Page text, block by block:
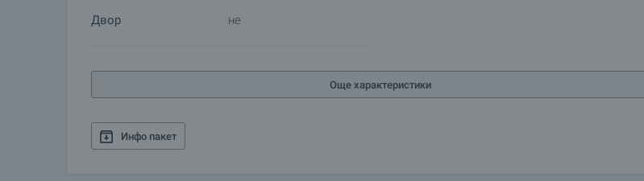
сключване на предварителен и окончателен договор. Свържете се с отговорния брокер за подробна
информация относно процедурата на покупка и начините за плащане.
Жилищен кредит
Ние си партнираме с водещите български банки и можем да ви свържем с техните консултанти за
Двор не
Още характеристики
Инфо пакет